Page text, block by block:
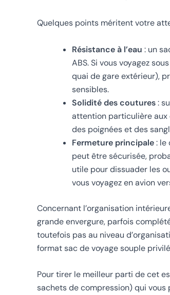
Quelques points méritent votre
Résistance à l’eau : un
ABS. Si vous voyagez
quai de gare extérieur),
sensibles.
Solidité des coutures:
attention particulière aux
des poignées et des
Fermeture principale: le
peut être sécurisée,
utile pour dissuader les
vous voyagez en avion
Concernant l’organisation
grande envergure, parfois
toutefois pas au niveau
format sac de voyage souple
Pour tirer le meilleur parti de cet
sachets de compression) qui